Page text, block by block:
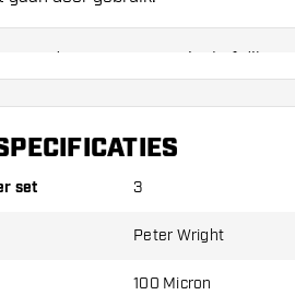
andere vorm, materiaal of dikte
welke variant het beste bij je
set 3
Peter Wright
100 Micron